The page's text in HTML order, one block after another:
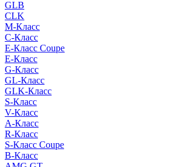
GLB
CLK
M-Класс
C-Класс
E-Класс Coupe
E-Класс
G-Класс
GL-Класс
GLK-Класс
S-Класс
V-Класс
A-Класс
R-Класс
S-Класс Сoupe
B-Класс